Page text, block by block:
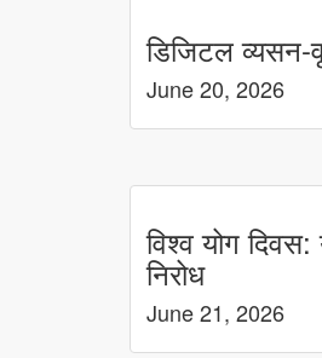
डिजिटल व्यसन-
June 20, 2026
विश्व योग दिवस:
निरोध
June 21, 2026